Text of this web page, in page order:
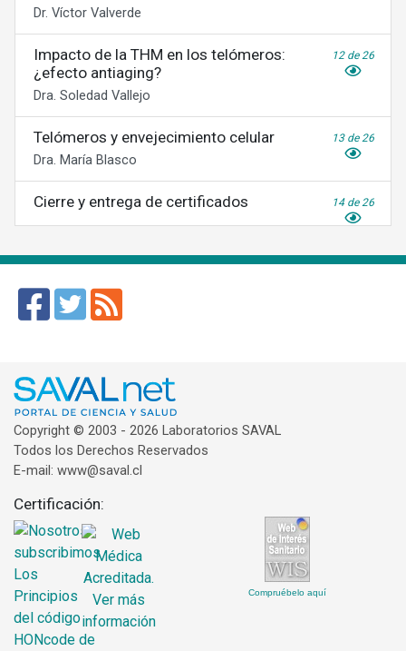
Dr. Víctor Valverde
Impacto de la THM en los telómeros:
¿efecto antiaging?
12 de 26
Dra. Soledad Vallejo
Telómeros y envejecimiento celular 13 de 26
Dra. María Blasco
Cierre y entrega de certificados 14 de 26
Copyright © 2003 - 2026 Laboratorios SAVAL
Todos los Derechos Reservados
E-mail: www@saval.cl
Certificación:
Compruébelo aquí